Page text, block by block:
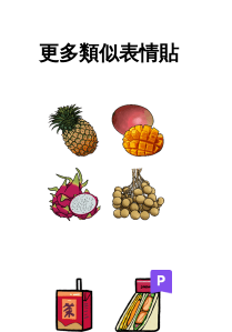
更多類似表情貼